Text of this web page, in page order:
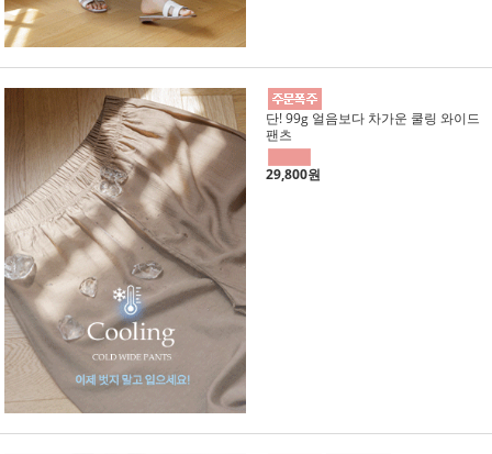
단! 99g 얼음보다 차가운 쿨링 와이드
팬츠
29,800원